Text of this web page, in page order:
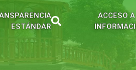
ACCESO
ESTÁNDAR